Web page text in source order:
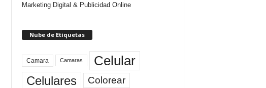
Marketing Digital & Publicidad Online
Nube de Etiquetas
Camara Camaras Celular
Celulares Colorear